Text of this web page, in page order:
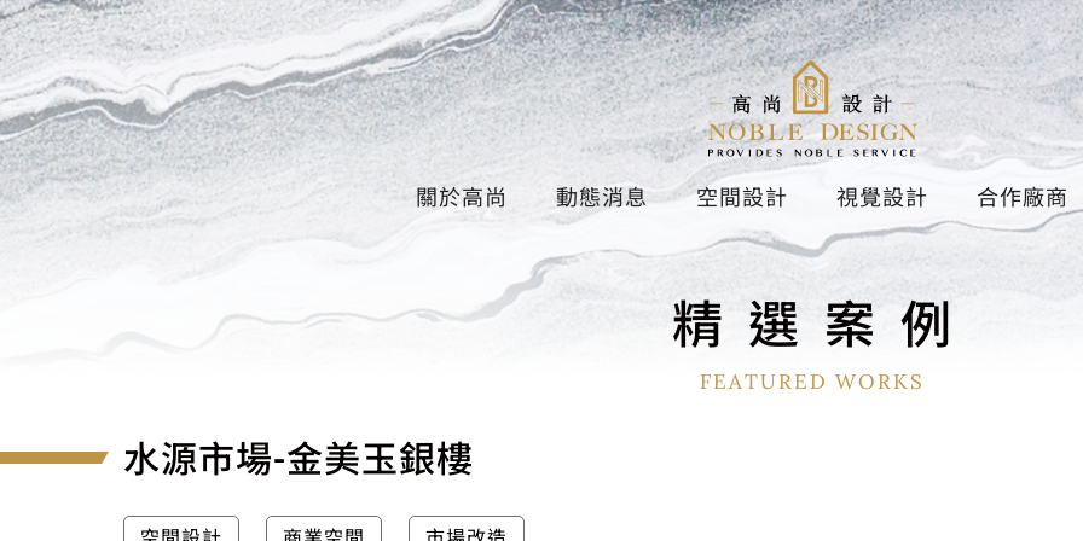
關於高尚 動態消息 空間設計 視覺設計 合作廠商
精 選 案 例
FEATURED WORKS
水源市場-金美玉銀樓